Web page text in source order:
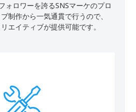
ォロワーを誇るSNSマーケのプロ
制作から一気通貫で行うので、
エイティブが提供可能です。